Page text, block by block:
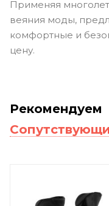
Применяя
веяния моды,
комфортные и
цену.
Рекомендуем